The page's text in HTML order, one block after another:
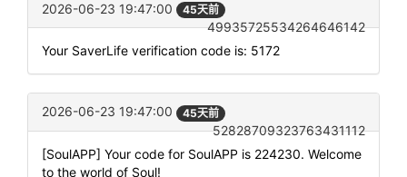
2026-06-23 19:47:00 45天前
49935725534264646142
Your SaverLife verification code is: 5172
2026-06-23 19:47:00 45天前
52828709323763431112
[SoulAPP] Your code for SoulAPP is 224230. Welcome
to the world of Soul!